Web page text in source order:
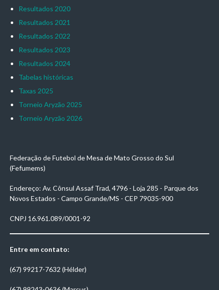
Resultados 2020
Resultados 2021
Resultados 2022
Resultados 2023
Resultados 2024
Tabelas históricas
Taxas 2025
Torneio Aryzão 2025
Torneio Aryzão 2026
Federação de Futebol de Mesa de Mato Grosso do Sul
(Fefumems)
Endereço: Av. Cônsul Assaf Trad, 4796 - Loja 285 - Parque dos
Novos Estados - Campo Grande/MS - CEP 79035-900
CNPJ 16.961.089/0001-92
Entre em contato:
(67) 99217-7632 (Hélder)